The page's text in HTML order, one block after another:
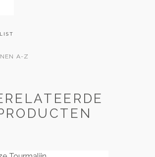
A-Z